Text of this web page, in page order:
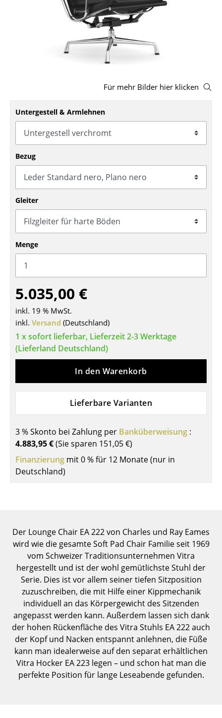
Schaukelstühle
Bürodrehstühle
Konferenzstühle
Bürosessel
Einzelteile
... alle Sitzmöbel
Tische
Esstische
Beistelltische
Couchtische
Schreibtische
Sekretäre & PC-Tische
Konferenztische
Stehtische & Stehpulte
Kindertische
Gartentische
Servierwagen
Einzelteile
... alle Tische
Bücherregale
Wandregale
Sideboards & Kommoden
TV Möbel
Beistell- & Rollcontainer
Barmöbel
Garderoben
Kleinaufbewahrung
Für mehr Bilder hier klicken
Untergestell & Armlehnen
Bezug
Gleiter
Menge
5.035,00 €
inkl. 19 % MwSt.
inkl. Versand (Deutschland)
1 x sofort lieferbar, Lieferzeit 2-3 Werktage
(Lieferland Deutschland)
In den Warenkorb
Lieferbare Varianten
3 % Skonto bei Zahlung per Banküberweisung :
4.883,95 €(Sie sparen 151,05 €)
Finanzierung mit 0 % für 12 Monate (nur in
Deutschland)
Der Lounge Chair EA 222 von Charles und Ray Eames
wird wie die gesamte Soft Pad Chair Familie seit 1969
vom Schweizer Traditionsunternehmen Vitra
hergestellt und ist der wohl gemütlichste Stuhl der
Serie. Dies ist vor allem seiner tiefen Sitzposition
zuzuschreiben, die mit Hilfe einer Kippmechanik
individuell an das Körpergewicht des Sitzenden
angepasst werden kann. Außerdem lassen sich dank
der hohen Rückenfläche des Vitra Stuhls EA 222 auch
der Kopf und Nacken entspannt anlehnen, die Füße
kann man idealerweise auf den separat erhältlichen
Vitra Hocker EA 223 legen – und schon hat man die
perfekte Position für lange Leseabende gefunden.